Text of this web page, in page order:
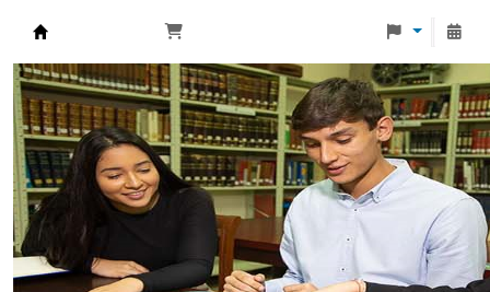
Biblioteca Universidad Monteávila